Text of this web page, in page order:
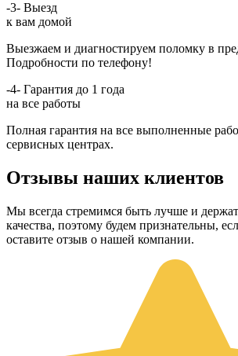
-3- Выезд
к вам домой
Выезжаем и диагностируем поломку в
Подробности по телефону!
-4- Гарантия до 1 года
на все работы
Полная гарантия на все выполненные
сервисных центрах.
Отзывы наших клиентов
Мы всегда стремимся быть лучше и
качества, поэтому будем признательны,
оставите отзыв о нашей компании.